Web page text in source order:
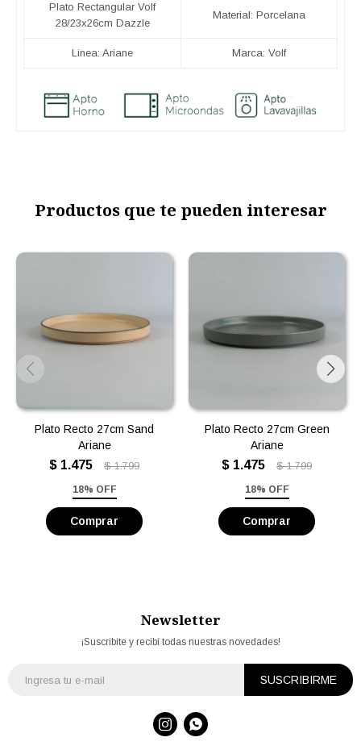
Plato Rectangular Volf
28/23x26cm Dazzle
Material: Porcelana
Linea: Ariane Marca: Volf
Productos que te pueden interesar
Plato Recto 27cm Sand
Ariane
$ 1.475 $ 1.799
18% OFF
Plato Recto 27cm Green
Ariane
$ 1.475 $ 1.799
18% OFF
Newsletter
¡Suscribite y recibí todas nuestras novedades!
SUSCRIBIRME
 